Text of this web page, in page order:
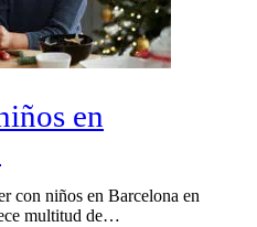
en
con niños en Barcelona en
multitud de…